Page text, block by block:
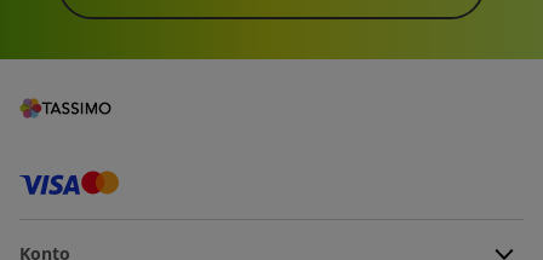
Konto